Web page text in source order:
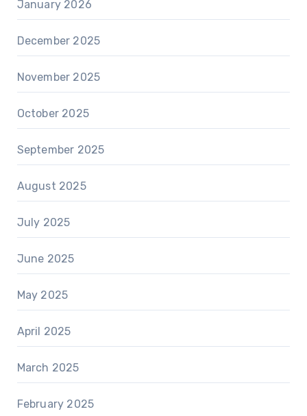
January 2026
December 2025
November 2025
October 2025
September 2025
August 2025
July 2025
June 2025
May 2025
April 2025
March 2025
February 2025